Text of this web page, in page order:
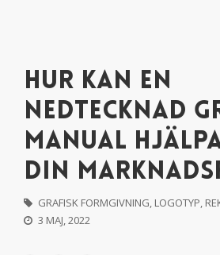
HUR KAN EN
NEDTECKNAD
MANUAL
DIN
GRAFISK FORMGIVNING, LOGOTYP,
3 MAJ, 2022